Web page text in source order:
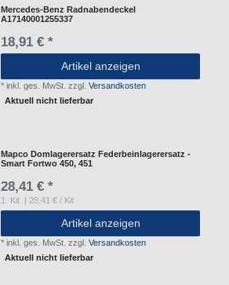
Mercedes-Benz Radnabendeckel
A17140001255337
18,91 € *
Artikel anzeigen
*inkl. ges. MwSt. zzgl.Versandkosten
Aktuell nicht lieferbar
Mapco Domlagerersatz Federbeinlagerersatz -
Smart Fortwo 450, 451
28,41 € *
1 Kit | 28,41 € / Kit
Artikel anzeigen
*inkl. ges. MwSt. zzgl.Versandkosten
Aktuell nicht lieferbar